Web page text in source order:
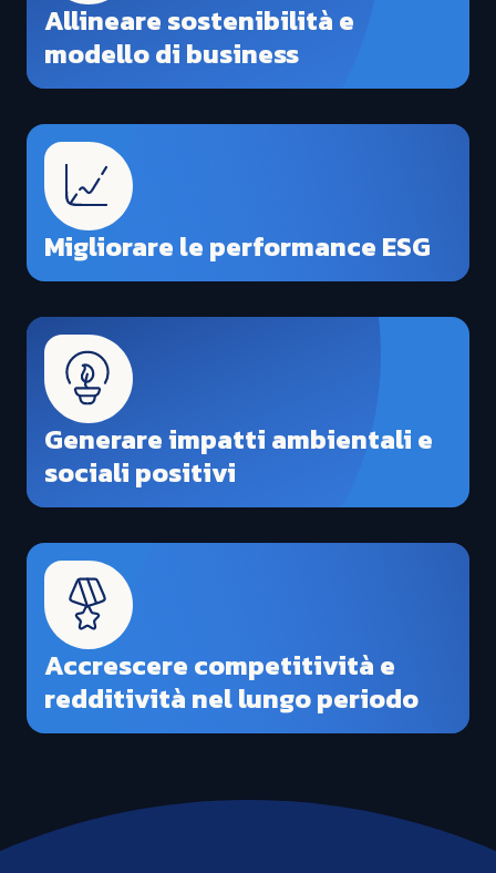
Allineare sostenibilità e
modello di business
Migliorare le performance ESG
Generare impatti ambientali e
sociali positivi
Accrescere competitività e
redditività nel lungo periodo